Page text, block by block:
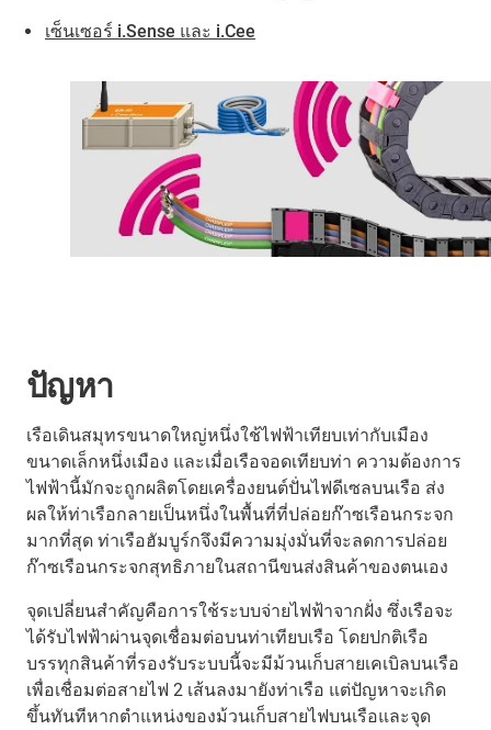
เซ็นเซอร์ i.Sense และ i.Cee
ปัญหา
เรือเดินสมุทรขนาดใหญ่หนึ่งใช้ไฟฟ้าเทียบเท่ากับเมือง
ขนาดเล็กหนึ่งเมือง และเมื่อเรือจอดเทียบท่า ความต้องการ
ไฟฟ้านี้มักจะถูกผลิตโดยเครื่องยนต์ปั่นไฟดีเซลบนเรือ ส่ง
ผลให้ท่าเรือกลายเป็นหนึ่งในพื้นที่ที่ปล่อยก๊าซเรือนกระจก
มากที่สุด ท่าเรือฮัมบูร์กจึงมีความมุ่งมั่นที่จะลดการปล่อย
ก๊าซเรือนกระจกสุทธิภายในสถานีขนส่งสินค้าของตนเอง
จุดเปลี่ยนสำคัญคือการใช้ระบบจ่ายไฟฟ้าจากฝั่ง ซึ่งเรือจะ
ได้รับไฟฟ้าผ่านจุดเชื่อมต่อบนท่าเทียบเรือ โดยปกติเรือ
บรรทุกสินค้าที่รองรับระบบนี้จะมีม้วนเก็บสายเคเบิลบนเรือ
เพื่อเชื่อมต่อสายไฟ 2 เส้นลงมายังท่าเรือ แต่ปัญหาจะเกิด
ขึ้นทันทีหากตำแหน่งของม้วนเก็บสายไฟบนเรือและจุด